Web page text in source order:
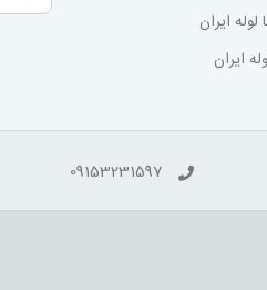
ایران
ایران
09153231597